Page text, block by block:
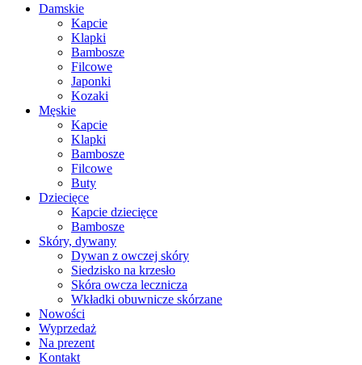
Damskie
Kapcie
Klapki
Bambosze
Filcowe
Japonki
Kozaki
Męskie
Kapcie
Klapki
Bambosze
Filcowe
Buty
Dziecięce
Kapcie dziecięce
Bambosze
Skóry, dywany
Dywan z owczej skóry
Siedzisko na krzesło
Skóra owcza lecznicza
Wkładki obuwnicze skórzane
Nowości
Wyprzedaż
Na prezent
Kontakt